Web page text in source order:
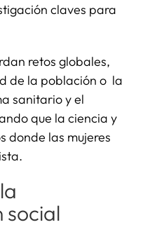
claves para
retos globales,
de la población o la
sanitario y el
que la ciencia y
donde las mujeres